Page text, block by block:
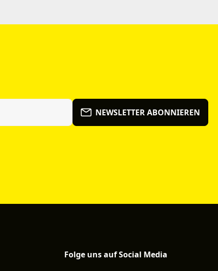
NEWSLETTER ABONNIEREN
Folge uns auf Social Media